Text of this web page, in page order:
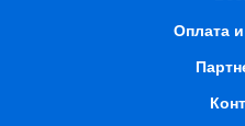
Оплата